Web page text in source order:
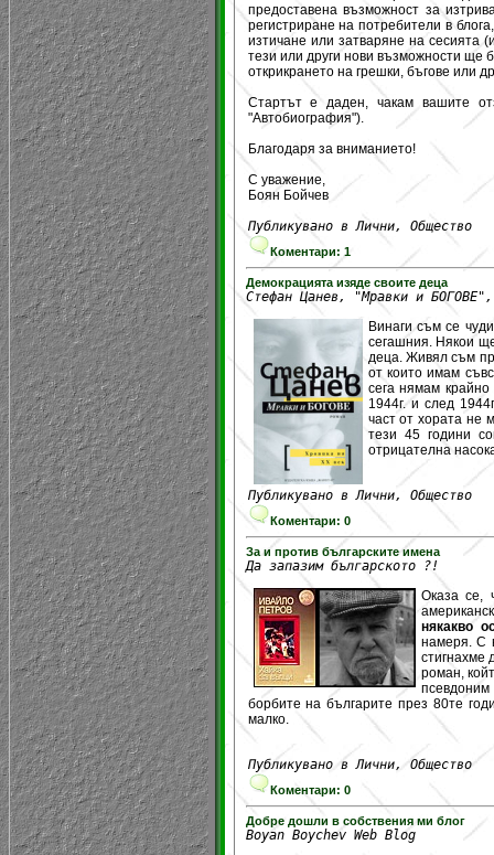
предоставена възможност за
регистриране на потребители в
изтичане или затваряне на сесията
тези или други нови възможности ще
открикрането на грешки, бъгове или
Стартът е даден, чакам вашите
"Автобиография").
Благодаря за вниманието!
С уважение,
Боян Бойчев
Публикувано в Лични, Общество
Коментари: 1
Демокрацията изяде своите деца
Стефан Цанев, "Мравки и
Винаги съм се
сегашния. Някои
деца. Живял съм
от които имам
сега нямам
1944г. и след
част от хората не
тези 45 години
отрицателна
Публикувано в Лични, Общество
Коментари: 0
За и против българските имена
Да запазим българското ?!
Оказа се,
някакво
намеря. С
стигнахме
роман,
псевдоним
борбите на българите през 80те
малко.
Публикувано в Лични, Общество
Коментари: 0
Добре дошли в собствения ми блог
Boyan Boychev Web Blog